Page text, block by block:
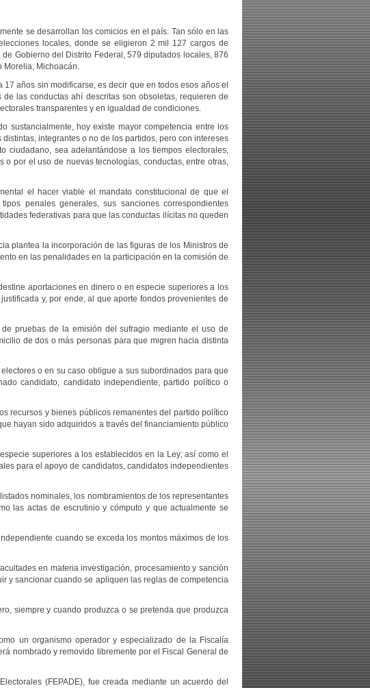
se desarrollan los comicios en el país. Tan sólo en las
locales, donde se eligieron 2 mil 127 cargos de
Gobierno del Distrito Federal, 579 diputados locales, 876
Morelia, Michoacán.
años sin modificarse, es decir que en todos esos años el
las conductas ahí descritas son obsoletas, requieren de
transparentes y en igualdad de condiciones.
sustancialmente, hoy existe mayor competencia entre los
integrantes o no de los partidos, pero con intereses
ciudadano, sea adelantándose a los tiempos electorales,
por el uso de nuevas tecnologías, conductas, entre otras,
el hacer viable el mandato constitucional de que el
penales generales, sus sanciones correspondientes
federativas para que las conductas ilícitas no queden
plantea la incorporación de las figuras de los Ministros de
en las penalidades en la participación en la comisión de
aportaciones en dinero o en especie superiores a los
y, por ende, al que aporte fondos provenientes de
pruebas de la emisión del sufragio mediante el uso de
de dos o más personas para que migren hacia distinta
o en su caso obligue a sus subordinados para que
candidato, candidato independiente, partido político o
recursos y bienes públicos remanentes del partido político
hayan sido adquiridos a través del financiamiento público
superiores a los establecidos en la Ley; así como el
para el apoyo de candidatos, candidatos independientes
nominales, los nombramientos de los representantes
las actas de escrutinio y cómputo y que actualmente se
cuando se exceda los montos máximos de los
en materia investigación, procesamiento y sanción
y sancionar cuando se apliquen las reglas de competencia
siempre y cuando produzca o se pretenda que produzca
un organismo operador y especializado de la Fiscalía
nombrado y removido libremente por el Fiscal General de
(FEPADE), fue creada mediante un acuerdo del